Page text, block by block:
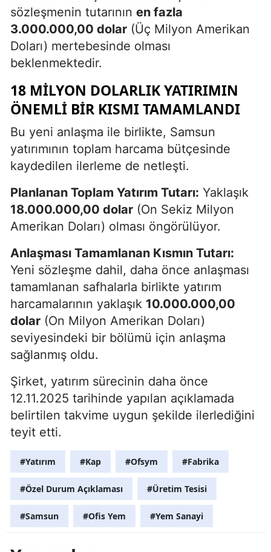
sözleşmenin tutarının en fazla
3.000.000,00 dolar (Üç Milyon Amerikan
Doları) mertebesinde olması
beklenmektedir.
18 MILYON DOLARLIK YATIRIMIN
ÖNEMLI BIR KISMI TAMAMLANDI
Bu yeni anlaşma ile birlikte, Samsun
yatırımının toplam harcama bütçesinde
kaydedilen ilerleme de netleşti.
Planlanan Toplam Yatırım Tutarı: Yaklaşık
18.000.000,00 dolar (On Sekiz Milyon
Amerikan Doları) olması öngörülüyor.
Anlaşması Tamamlanan Kısmın Tutarı:
Yeni sözleşme dahil, daha önce anlaşması
tamamlanan safhalarla birlikte yatırım
harcamalarının yaklaşık 10.000.000,00
dolar (On Milyon Amerikan Doları)
seviyesindeki bir bölümü için anlaşma
sağlanmış oldu.
Şirket, yatırım sürecinin daha önce
12.11.2025 tarihinde yapılan açıklamada
belirtilen takvime uygun şekilde ilerlediğini
teyit etti.
#Yatırım #Kap #Ofsym #Fabrika
#Özel Durum Açıklaması #Üretim Tesisi
#Samsun #Ofis Yem #Yem Sanayi